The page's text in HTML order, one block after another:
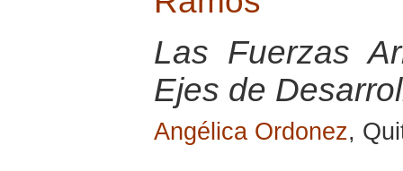
Las Fuerzas
Ejes de
Angélica Ordonez,